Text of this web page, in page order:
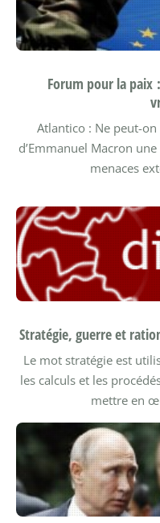
Forum pour la paix
Atlantico : Ne peut-
d’Emmanuel Macron
menaces
Stratégie, guerre et
Le mot stratégie est
les calculs et les
mettre en